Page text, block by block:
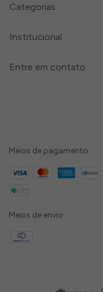
Categorias
Institucional
Entre em contato
Meios de pagamento
Meios de envio